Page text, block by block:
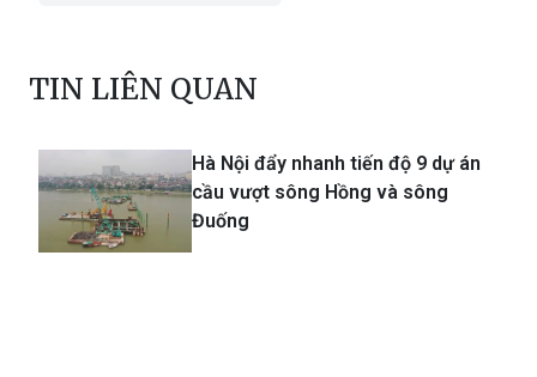
TIN LIÊN QUAN
Hà Nội đẩy nhanh tiến độ 9 dự án
cầu vượt sông Hồng và sông
Đuống